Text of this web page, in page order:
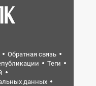
Обратная связь
Теги
данных